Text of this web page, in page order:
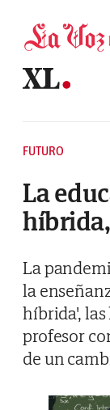
FUTURO
La
La
la
híbrida',
profesor
de un